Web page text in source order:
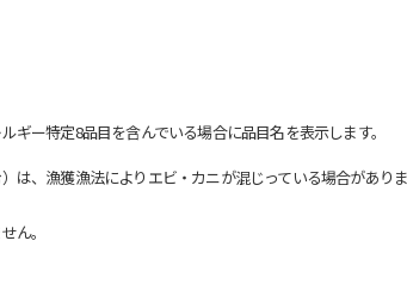
ー特定8品目を含んでいる場合に品目名を表示します。
、漁獲漁法によりエビ・カニが混じっている場合があり
ん。